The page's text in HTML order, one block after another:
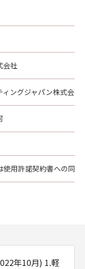
会社
ングジャパン株式会社
使用許諾契約書への同意
年10月) 1.軽